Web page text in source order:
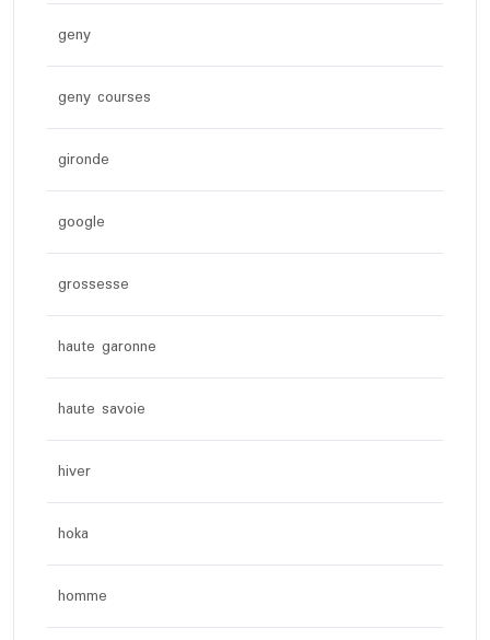
geny
geny courses
gironde
google
grossesse
haute garonne
haute savoie
hiver
hoka
homme